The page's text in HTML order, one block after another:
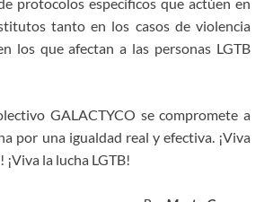
protocolos específicos que actúen en
tanto en los casos de violencia
los que afectan a las personas LGTB
GALACTYCO se compromete a
por una igualdad real y efectiva. ¡Viva
la lucha LGTB!